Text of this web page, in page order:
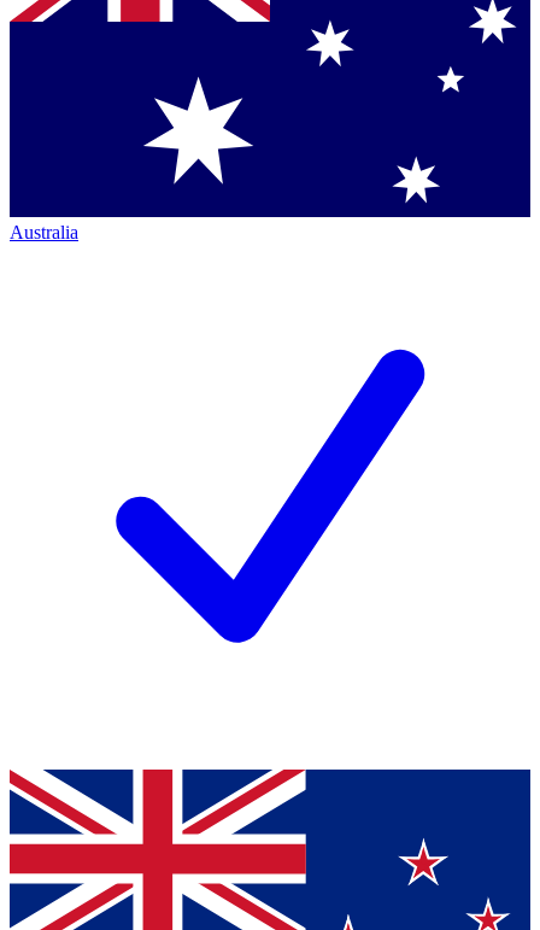
Australia